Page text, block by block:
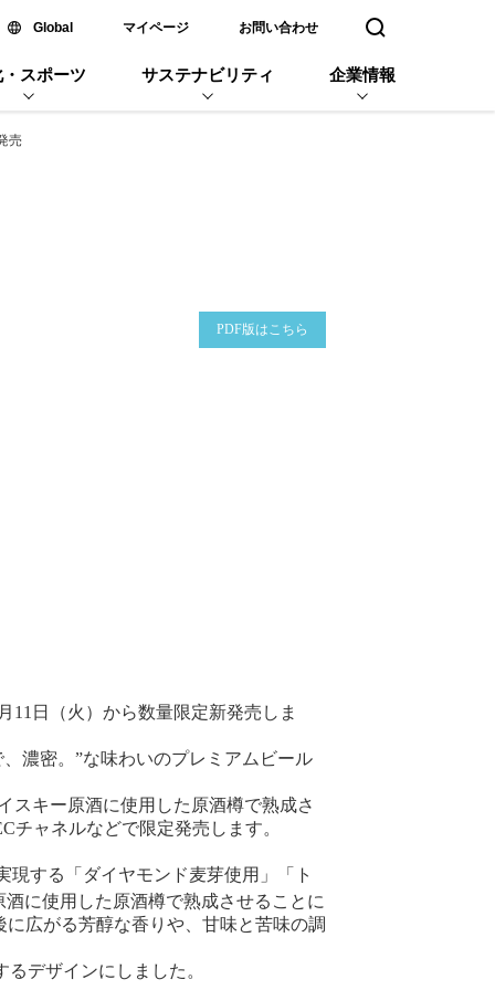
Global新しいウィンドウで開く
マイページ お問い合わせ 検索窓を開く
スポーツ サステナビリティ 企業情報
売
PDF版はこちら
日（火）から数量限定新発売しま
濃密。”な味わいのプレミアムビール
キー原酒に使用した原酒樽で熟成さ
ャネルなどで限定発売します。
現する「ダイヤモンド麦芽使用」「ト
に使用した原酒樽で熟成させることに
広がる芳醇な香りや、甘味と苦味の調
デザインにしました。